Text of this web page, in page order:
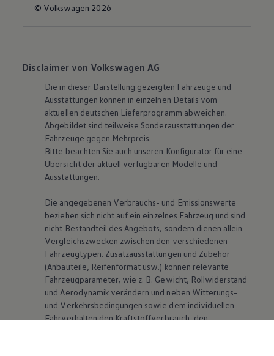
© Volkswagen 2026
Disclaimer von Volkswagen AG
Die in dieser Darstellung gezeigten Fahrzeuge und
Ausstattungen können in einzelnen Details vom
aktuellen deutschen Lieferprogramm abweichen.
Abgebildet sind teilweise Sonderausstattungen der
Fahrzeuge gegen Mehrpreis.
Bitte beachten Sie auch unseren Konfigurator für eine
Übersicht der aktuell verfügbaren Modelle und
Ausstattungen.
Die angegebenen Verbrauchs- und Emissionswerte
beziehen sich nicht auf ein einzelnes Fahrzeug und sind
nicht Bestandteil des Angebots, sondern dienen allein
Vergleichszwecken zwischen den verschiedenen
Fahrzeugtypen. Zusatzausstattungen und Zubehör
(Anbauteile, Reifenformat usw.) können relevante
Fahrzeugparameter, wie z. B. Gewicht, Rollwiderstand
und Aerodynamik verändern und neben Witterungs-
und Verkehrsbedingungen sowie dem individuellen
Fahrverhalten den Kraftstoffverbrauch, den